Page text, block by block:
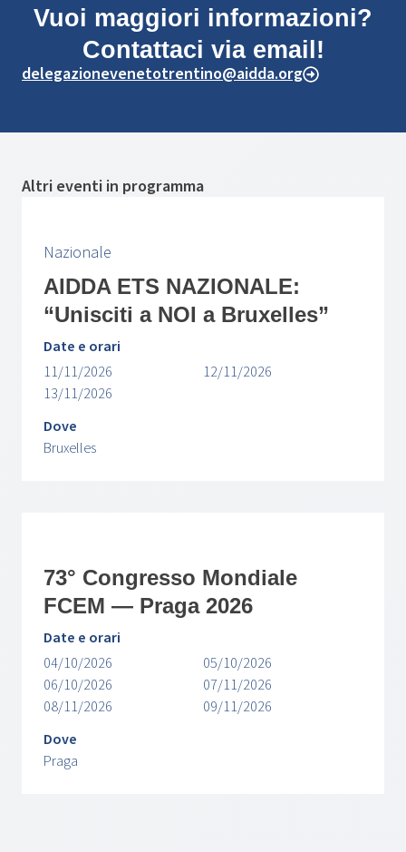
Vuoi maggiori informazioni?
Contattaci via email!
delegazionevenetotrentino@aidda.org
Altri eventi in programma
Nazionale
AIDDA ETS NAZIONALE:
“Unisciti a NOI a Bruxelles”
Date e orari
11/11/2026
12/11/2026
13/11/2026
Dove
Bruxelles
73° Congresso Mondiale
FCEM — Praga 2026
Date e orari
04/10/2026
05/10/2026
06/10/2026
07/11/2026
08/11/2026
09/11/2026
Dove
Praga